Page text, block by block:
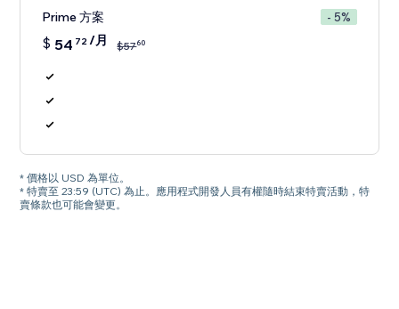
Prime 方案 - 5%
$ 54 72/月 $5760
* 價格以 USD 為單位。
* 特賣至 23:59 (UTC) 為止。應用程式開發人員有權隨時結束特賣活動，特
賣條款也可能會變更。